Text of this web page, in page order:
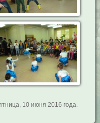
10 июня 2016 года.